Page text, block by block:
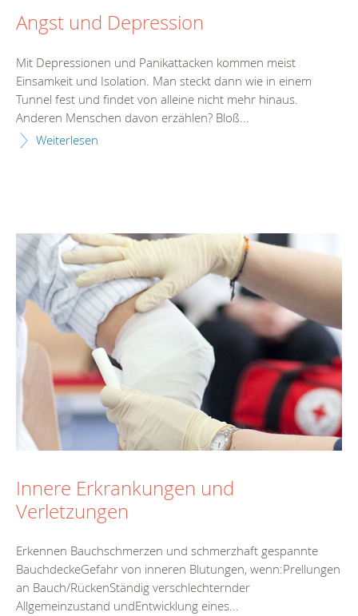
Angst und Depression
Mit Depressionen und Panikattacken kommen meist
Einsamkeit und Isolation. Man steckt dann wie in einem
Tunnel fest und findet von alleine nicht mehr hinaus.
Anderen Menschen davon erzählen? Bloß...
Weiterlesen
Innere Erkrankungen und
Verletzungen
Erkennen Bauchschmerzen und schmerzhaft gespannte
BauchdeckeGefahr von inneren Blutungen, wenn:Prellungen
an Bauch/RückenStändig verschlechternder
Allgemeinzustand undEntwicklung eines...